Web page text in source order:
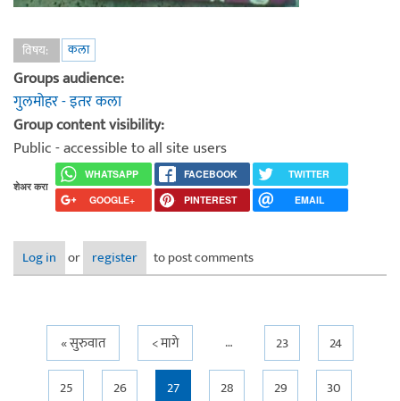
विषय: कला
Groups audience:
गुलमोहर - इतर कला
Group content visibility:
Public - accessible to all site users
शेअर करा
WHATSAPP FACEBOOK
TWITTER
GOOGLE+
PINTEREST EMAIL
Log in or register to post comments
Pages« सुरुवात < मागे … 23
24
25
26 27 28 29
30